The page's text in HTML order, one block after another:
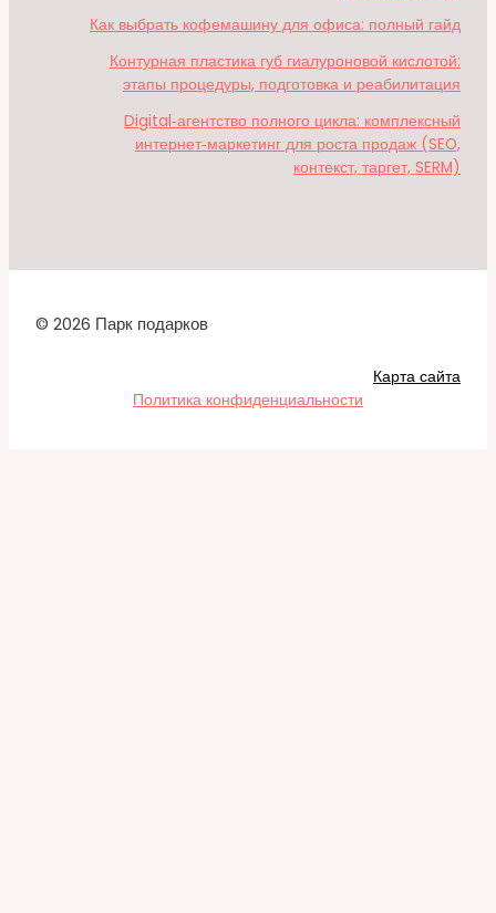
Как выбрать кофемашину для офиса: полный гайд
Контурная пластика губ гиалуроновой кислотой:
этапы процедуры, подготовка и реабилитация
Digital‑агентство полного цикла: комплексный
интернет‑маркетинг для роста продаж (SEO,
контекст, таргет, SERM)
© 2026 Парк подарков
Карта сайта
Политика конфиденциальности